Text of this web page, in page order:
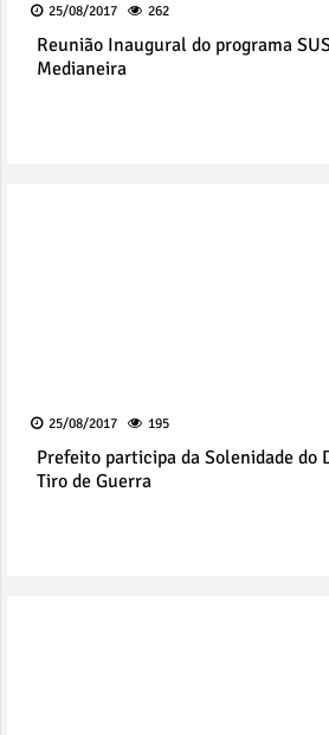
25/08/2017 262
Reunião Inaugural do programa
Medianeira
25/08/2017 195
Prefeito participa da Solenidade do
Tiro de Guerra